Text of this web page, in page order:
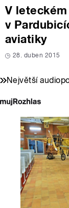
V
v
aviatiky
28. duben 2015
Největší